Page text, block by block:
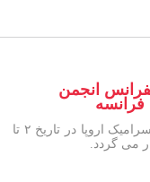
انجمن
هجدهمین کنفرانس انجمن سرامیک اروپا در تاریخ ۲ تا